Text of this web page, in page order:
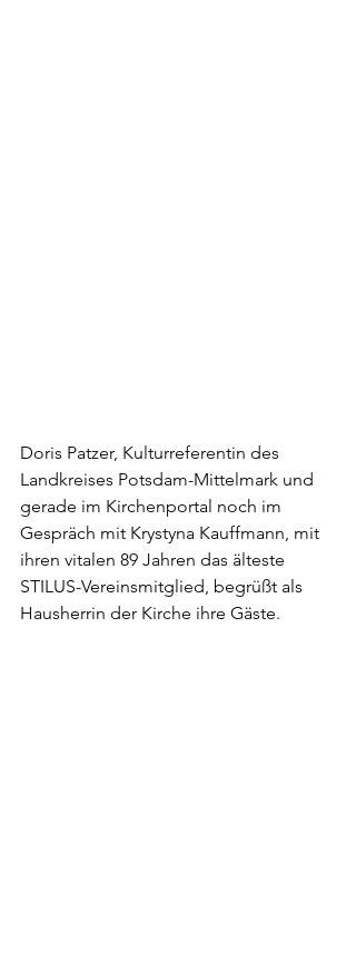
Doris Patzer, Kulturreferentin des
Landkreises Potsdam-Mittelmark und
gerade im Kirchenportal noch im
Gespräch mit Krystyna Kauffmann, mit
ihren vitalen 89 Jahren das älteste
STILUS-Vereinsmitglied, begrüßt als
Hausherrin der Kirche ihre Gäste.